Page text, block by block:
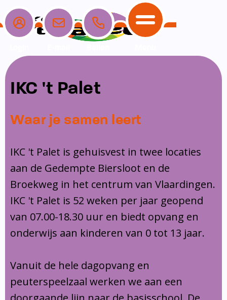
Home
School
Ons team
Schoolgids
Leerlingenzorg
Privacy
Vakanties en lesvrije dagen
Ouders
Ouders
Overblijf
Ouderraad
Medezeggenschapsraad
Klachtenregeling
Opvang
Opvang
Peuterspeelzaal
Buitenschoolse opvang
Communicatie
Communicatie
Contact
IKC 't Palet
Waar je samen leert
IKC 't Palet is gehuisvest in twee locaties
aan de Gedempte Biersloot en de
Broekweg in het centrum van Vlaardingen.
IKC 't Palet is 52 weken per jaar geopend
van 07.00-18.30 uur en biedt opvang en
onderwijs aan kinderen van 0 tot 13 jaar.
Vanuit de hele dagopvang en
peuterspeelzaal werken we aan een